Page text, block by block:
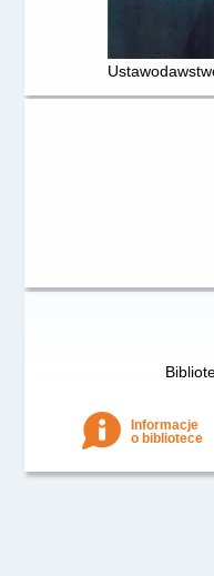
Informacje
o bibliotece